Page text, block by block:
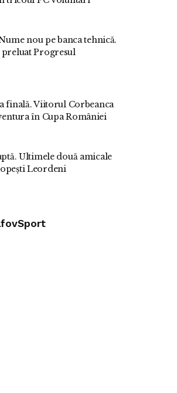
nou pe banca tehnică.
Progresul
finală. Viitorul Corbeanca
în Cupa României
Ultimele două amicale
Leordeni